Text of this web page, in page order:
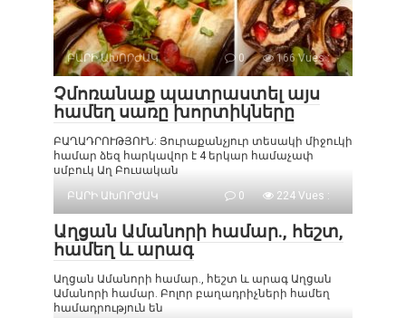
ԲԱՐԻ ԱԽՈՐԺԱԿ 0 166 Vues :
Չմոռանաք պատրաստել այս
համեղ սառը խորտիկները
ԲԱՂԱԴՐՈՒԹՅՈՒՆ: Յուրաքանչյուր տեսակի միջուկի
համար ձեզ հարկավոր է 4 երկար համաչափ
սմբուկ Աղ Բուսական
ԲԱՐԻ ԱԽՈՐԺԱԿ
0 224 Vues :
Աղցան Ամանորի համար., հեշտ,
համեղ և արագ
Աղցան Ամանորի համար., հեշտ և արագ Աղցան
Ամանորի համար. Բոլոր բաղադրիչների համեղ
համադրություն են